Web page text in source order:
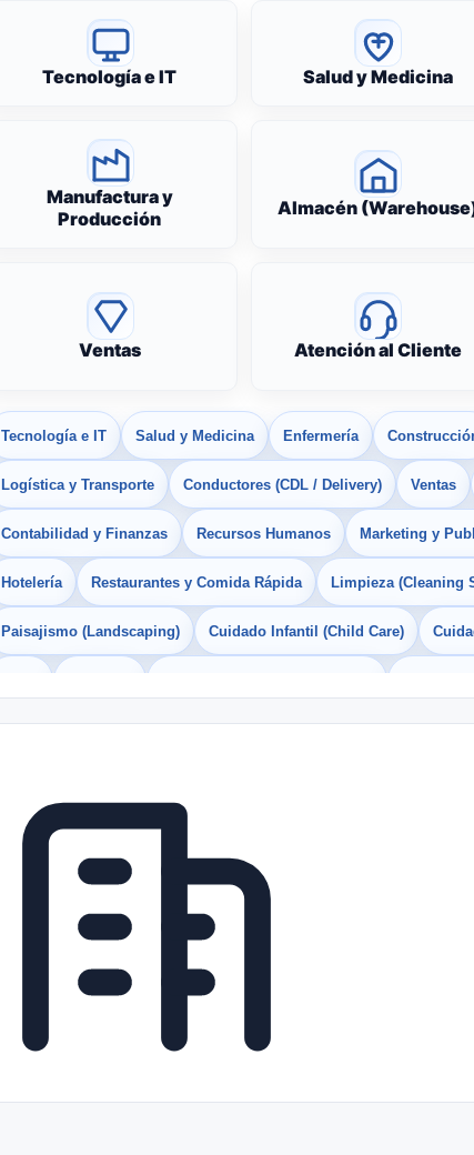
Tecnología e IT Salud y Medicina
Manufactura y
Producción
Almacén
Ventas Atención al Cliente
Tecnología e IT Salud y Medicina Enfermería
Logística y Transporte Conductores (CDL / Delivery) Ventas
Contabilidad y Finanzas Recursos Humanos Marketing y
Hotelería Restaurantes y Comida Rápida Limpieza (Cleaning
Paisajismo (Landscaping) Cuidado Infantil (Child Care)
Freelance Prácticas (Internships) Empleos para Estudiantes
Telecomunicaciones